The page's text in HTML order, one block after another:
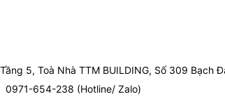
Tầng 5, Toà Nhà TTM BUILDING, Số 309 Bạch
0971-654-238 (Hotline/ Zalo)